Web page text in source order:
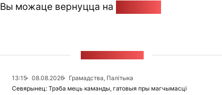
Вы можаце вернуцца на
13:15 08.08.2026
Грамадства, Палітыка
Севярынец: Трэба мець каманды, гатовыя пры магчымасці